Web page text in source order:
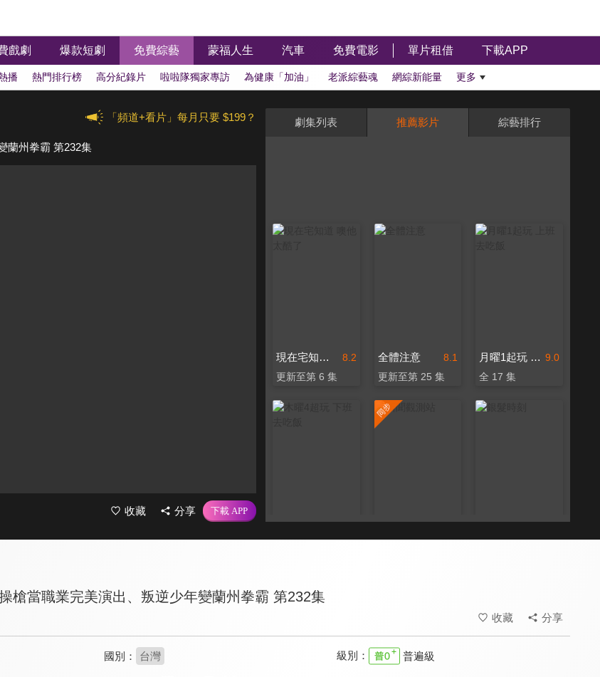
戲劇 爆款短劇 免費綜藝 蒙福人生 汽車 免費電影 單片租借 下載APP
播 熱門排行榜 高分紀錄片 啦啦隊獨家專訪 為健康「加油」 老派綜藝魂 網綜新能量 更多
「頻道+看片」每月只要 $199？
蘭州拳霸 第232集
收藏 分享
劇集列表 推薦影片 綜藝排行
8.2
現在宅知道 噢他太酷了
更新至第 6 集
8.1
全體注意
更新至第 25 集
9.0
月曜1起玩 上班去吃飯
全 17 集
槍當職業完美演出、叛逆少年變蘭州拳霸 第232集
收藏 分享
國別： 台灣 級別： 普遍級